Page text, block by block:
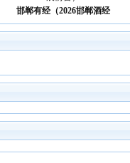
邯郸有经（2026邯郸酒经